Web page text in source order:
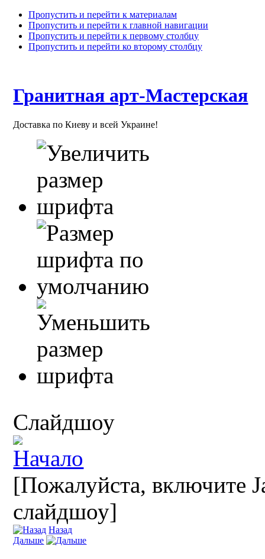
Пропустить и перейти к материалам
Пропустить и перейти к главной навигации
Пропустить и перейти к первому столбцу
Пропустить и перейти ко второму столбцу
Гранитная арт-Мастерская
Доставка по Киеву и всей Украине!
Слайдшоу
[Пожалуйста, включите
слайдшоу]
Назад
Дальше